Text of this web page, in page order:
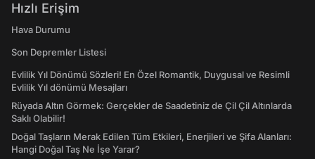
Hızlı Erişim
Hava Durumu
Son Depremler Listesi
Evlilik Yıl Dönümü Sözleri! En Özel Romantik, Duygusal ve Resimli
Evlilik Yıl dönümü Mesajları
Rüyada Altın Görmek: Gerçekler de Saadetiniz de Çil Çil Altınlarda
Saklı Olabilir!
Doğal Taşların Merak Edilen Tüm Etkileri, Enerjileri ve Şifa Alanları:
Hangi Doğal Taş Ne İşe Yarar?